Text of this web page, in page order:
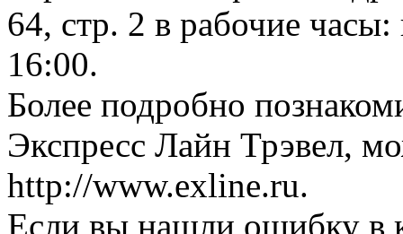
64, стр. 2 в рабочие
16:00.
Более подробно
Экспресс Лайн Трэвел,
http://www.exline.ru.
Если вы нашли ошибку в